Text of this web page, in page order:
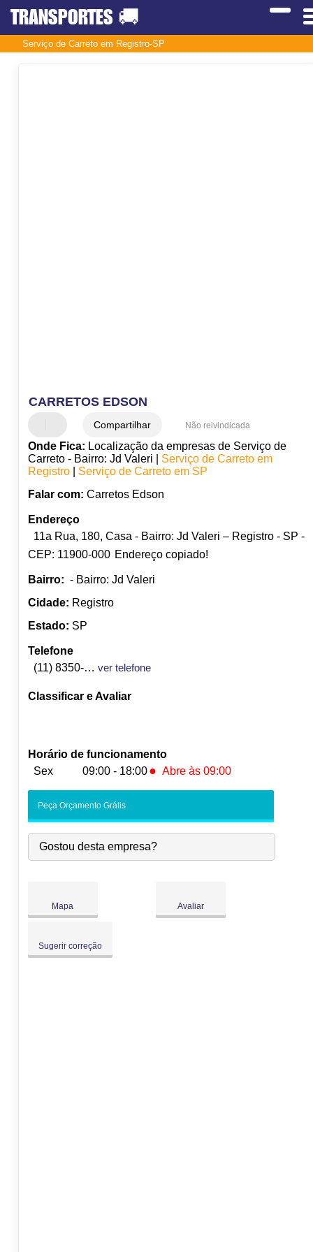
TRANSPORTES 🚚
Serviço de Carreto em Registro-SP
CARRETOS EDSON
Compartilhar Não reivindicada
Onde Fica: Localização da empresas de Serviço de
Carreto - Bairro: Jd Valeri | Serviço de Carreto em
Registro| Serviço de Carreto em SP
Falar com: Carretos Edson
Endereço
11a Rua, 180, Casa - Bairro: Jd Valeri – Registro - SP -
CEP: 11900-000 Endereço copiado!
Bairro: - Bairro: Jd Valeri
Cidade: Registro
Estado: SP
Telefone
(11) 8350-8360
ver telefone
Classificar e Avaliar
Horário de funcionamento
Sex
09:00 - 18:00 ● Abre às 09:00
-
Qua:
09:00-18:00
Qui:
09:00-18:00
●
Peça Orçamento Grátis
Gostou desta empresa?
Mapa Avaliar
Sugerir correção